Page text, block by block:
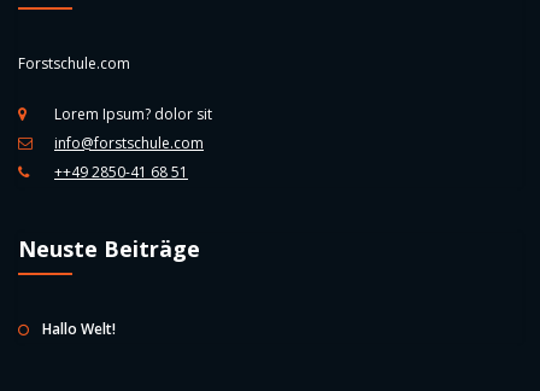
Forstschule.com
Lorem Ipsum? dolor sit
info@forstschule.com
++49 2850-41 68 51
Neuste Beiträge
Hallo Welt!